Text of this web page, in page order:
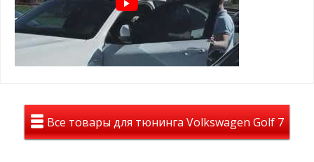
не слетают от опускания стекла
не слетают на высокой скорости
Все товары для тюнинга Volkswagen Golf 7